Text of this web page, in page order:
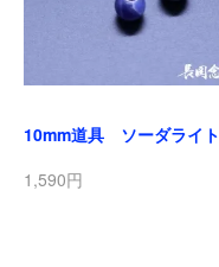
10mm道具 ソーダライト
1,590円